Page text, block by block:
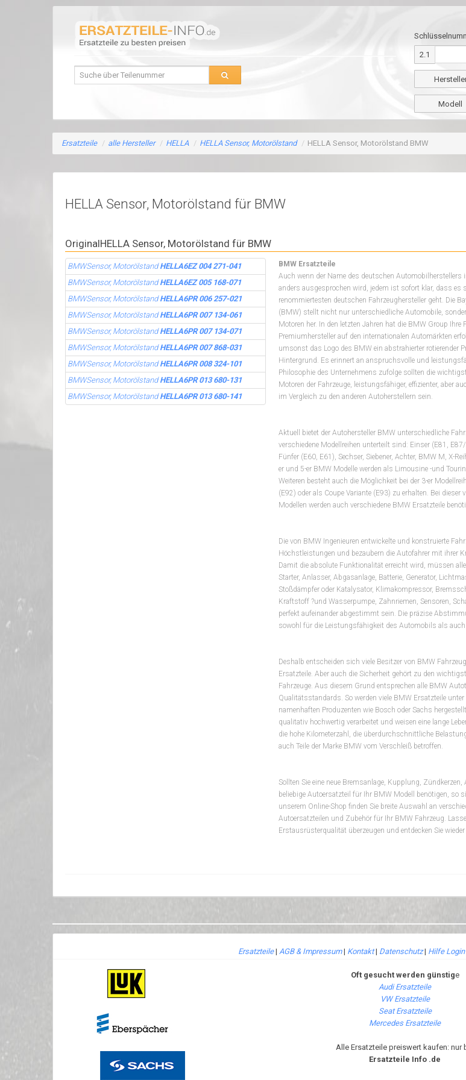
2.1
Modell
Ersatzteile / alle Hersteller / HELLA / HELLA Sensor, Motorölstand / HELLA Sensor, Motorölstand BMW
HELLA Sensor, Motorölstand für BMW
OriginalHELLA Sensor, Motorölstand für BMW
BMWSensor, MotorölstandHELLA6EZ 004 271-041
BMWSensor, MotorölstandHELLA6EZ 005 168-071
BMWSensor, MotorölstandHELLA6PR 006 257-021
BMWSensor, MotorölstandHELLA6PR 007 134-061
BMWSensor, MotorölstandHELLA6PR 007 134-071
BMWSensor, MotorölstandHELLA6PR 007 868-031
BMWSensor, MotorölstandHELLA6PR 008 324-101
BMWSensor, MotorölstandHELLA6PR 013 680-131
BMWSensor, MotorölstandHELLA6PR 013 680-141
BMW Ersatzteile
Auch wenn der Name des deutschen Automobilherstellers
anders ausgesprochen wird, jedem ist sofort klar, dass es
renommiertesten deutschen Fahrzeughersteller geht. Die
(BMW) stellt nicht nur unterschiedliche Automobile,
Motoren her. In den letzten Jahren hat die BMW Group Ihre
Premiumhersteller auf den internationalen Automärkten
umsonst das Logo des BMW ein abstrahierter rotierender
Hintergrund. Es erinnert an anspruchsvolle und
Philosophie des Unternehmens zufolge sollten die
Motoren der Fahrzeuge, leistungsfähiger, effizienter, aber
im Vergleich zu den anderen Autoherstellern sein.
Aktuell bietet der Autohersteller BMW unterschiedliche
verschiedene Modellreihen unterteilt sind: Einser (E81,
Fünfer (E60, E61), Sechser, Siebener, Achter, BMW M, X-
er und 5-er BMW Modelle werden als Limousine -und
Weiteren besteht auch die Möglichkeit bei der 3-er
(E92) oder als Coupe Variante (E93) zu erhalten. Bei
Modellen werden auch verschiedene BMW Ersatzteile
Die von BMW Ingenieuren entwickelte und konstruierte
Höchstleistungen und bezaubern die Autofahrer mit ihrer
Damit die absolute Funktionalität erreicht wird, müssen
Starter, Anlasser, Abgasanlage, Batterie, Generator,
Stoßdämpfer oder Katalysator, Klimakompressor,
Kraftstoff ?und Wasserpumpe, Zahnriemen, Sensoren,
perfekt aufeinander abgestimmt sein. Die präzise
sowohl für die Leistungsfähigkeit des Automobils als auch
Deshalb entscheiden sich viele Besitzer von BMW
Ersatzteile. Aber auch die Sicherheit gehört zu den
Fahrzeuge. Aus diesem Grund entsprechen alle BMW
Qualitätsstandards. So werden viele BMW Ersatzteile unter
namenhaften Produzenten wie Bosch oder Sachs
qualitativ hochwertig verarbeitet und weisen eine lange
die hohe Kilometerzahl, die überdurchschnittliche
auch Teile der Marke BMW vom Verschleiß betroffen.
Sollten Sie eine neue Bremsanlage, Kupplung, Zündkerzen,
beliebige Autoersatzteil für Ihr BMW Modell benötigen, so
unserem Online-Shop finden Sie breite Auswahl an
Autoersatzteilen und Zubehör für Ihr BMW Fahrzeug.
Erstausrüsterqualität überzeugen und entdecken Sie wieder
Ersatzteile| AGB & Impressum| Kontakt| Datenschutz| Hilfe Login
Oft gesucht werden günstige
Audi Ersatzteile
VW Ersatzteile
Seat Ersatzteile
Mercedes Ersatzteile
Alle Ersatzteile preiswert kaufen: nur
Ersatzteile Info .de